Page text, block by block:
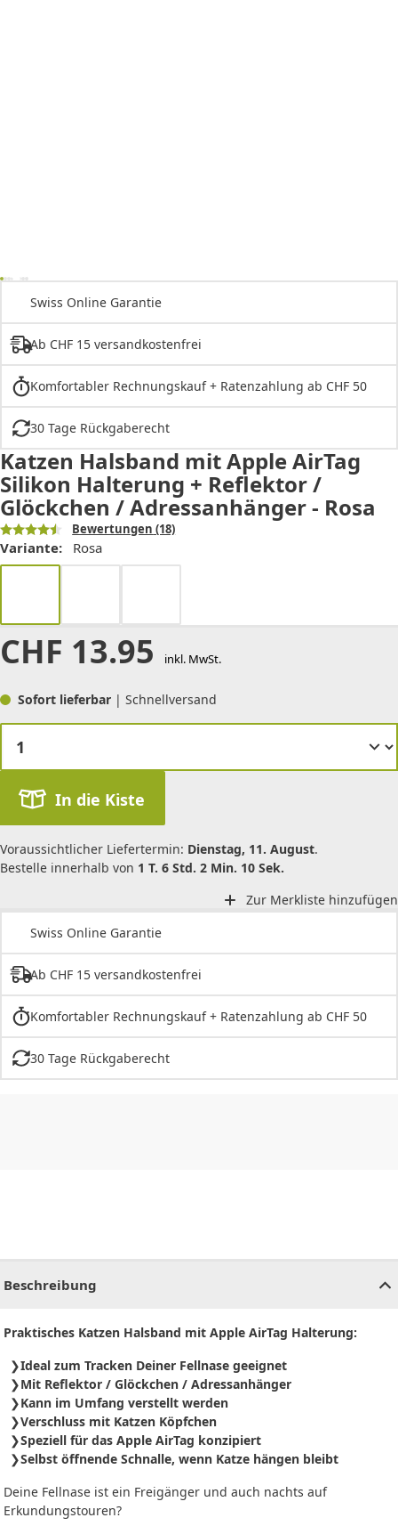
Swiss Online Garantie
Ab CHF 15 versandkostenfrei
Komfortabler Rechnungskauf + Ratenzahlung ab CHF 50
30 Tage Rückgaberecht
Katzen Halsband mit Apple AirTag
Silikon Halterung + Reflektor /
Glöckchen / Adressanhänger - Rosa
Bewertungen (18)
Variante: Rosa
CHF 13.95 inkl. MwSt.
Sofort lieferbar | Schnellversand
In die Kiste
Voraussichtlicher Liefertermin: Dienstag, 11. August.
Bestelle innerhalb von 1 T. 6 Std. 2 Min. 10 Sek.
Zur Merkliste hinzufügen
Swiss Online Garantie
Ab CHF 15 versandkostenfrei
Komfortabler Rechnungskauf + Ratenzahlung ab CHF 50
30 Tage Rückgaberecht
Beschreibung
Praktisches Katzen Halsband mit Apple AirTag Halterung:
Ideal zum Tracken Deiner Fellnase geeignet
Mit Reflektor / Glöckchen / Adressanhänger
Kann im Umfang verstellt werden
Verschluss mit Katzen Köpfchen
Speziell für das Apple AirTag konzipiert
Selbst öffnende Schnalle, wenn Katze hängen bleibt
Deine Fellnase ist ein Freigänger und auch nachts auf
Erkundungstouren?